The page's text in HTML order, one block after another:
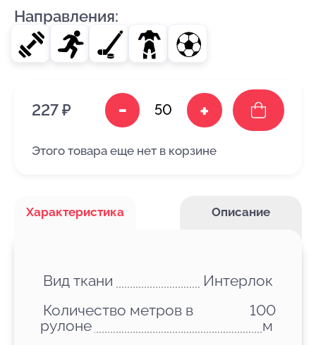
Направления:
227 ₽ - +
Этого товара еще нет в корзине
Характеристика Описание
Вид ткани
Интерлок
Количество метров в
рулоне
100
м